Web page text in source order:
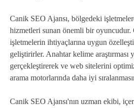
Canik SEO Ajansı, bölgedeki
hizmetleri sunan önemli bir oyuncudur.
işletmelerin ihtiyaçlarına uygun
geliştirirler. Anahtar kelime araştırması
gerçekleştirerek ve web sitelerini
arama motorlarında daha iyi
Canik SEO Ajansı'nın uzman ekibi,